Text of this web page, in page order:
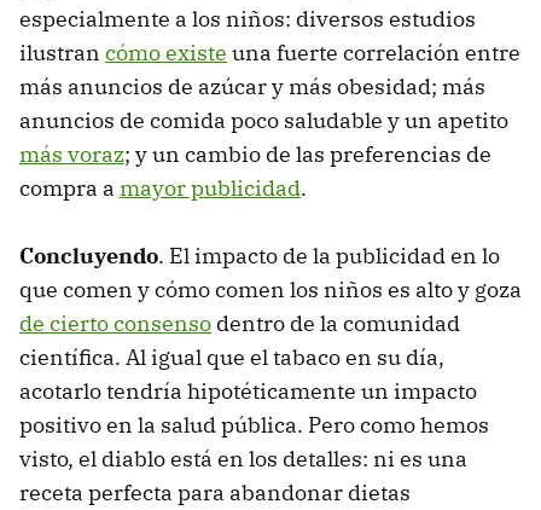
especialmente a los niños: diversos estudios
ilustran cómo existe una fuerte correlación entre
más anuncios de azúcar y más obesidad; más
anuncios de comida poco saludable y un apetito
más voraz; y un cambio de las preferencias de
compra a mayor publicidad.
Concluyendo. El impacto de la publicidad en lo
que comen y cómo comen los niños es alto y goza
de cierto consenso dentro de la comunidad
científica. Al igual que el tabaco en su día,
acotarlo tendría hipotéticamente un impacto
positivo en la salud pública. Pero como hemos
visto, el diablo está en los detalles: ni es una
receta perfecta para abandonar dietas